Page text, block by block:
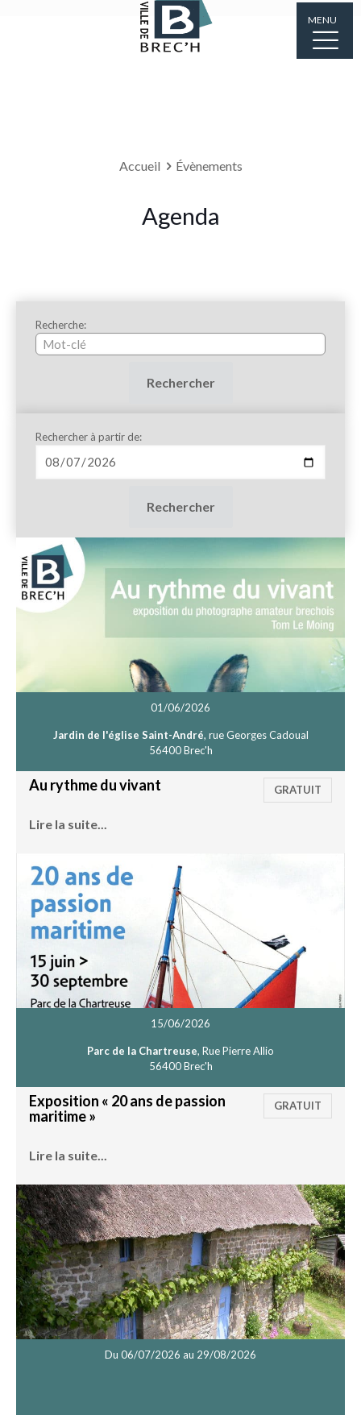
MENU
Accueil Évènements
Agenda
Recherche:
Rechercher
Rechercher à partir de:
Rechercher
01/06/2026
Jardin de l'église Saint-André, rue Georges Cadoual
56400 Brec'h
Au rythme du vivant GRATUIT
Lire la suite...
15/06/2026
Parc de la Chartreuse, Rue Pierre Allio
56400 Brec'h
Exposition « 20 ans de passion
maritime »
GRATUIT
Lire la suite...
Du 06/07/2026 au 29/08/2026